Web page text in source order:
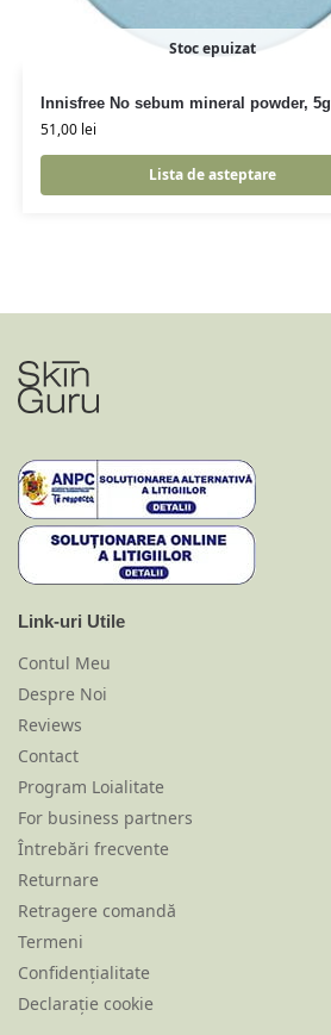
Stoc epuizat
Innisfree No sebum mineral powder, 5g
51,00 lei
Lista de asteptare
Link-uri Utile
Contul Meu
Despre Noi
Reviews
Contact
Program Loialitate
For business partners
Întrebări frecvente
Returnare
Retragere comandă
Termeni
Confidențialitate
Declarație cookie